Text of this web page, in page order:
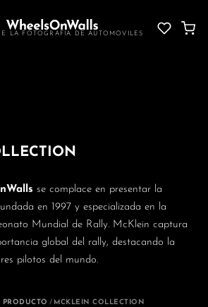
LA FOTOGRAFÍA DE AUTOMÓVILES
se complace en presentar la
en 1997 y especializada en la
Mundial de Rally. McKlein captura
global del rally, destacando la
pilotos del mundo.
PRODUCTO / MCKLEIN COLLECTION